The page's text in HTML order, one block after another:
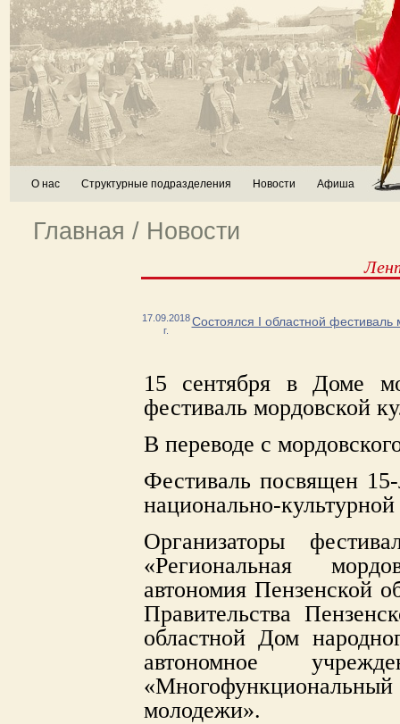
О нас Структурные подразделения Новости Афиша
Главная / Новости
17.09.2018
г.
Состоялся I областной фестиваль
15 сентября в Доме
фестиваль мордовской
В переводе с
Фестиваль посвящен
национально-
Организаторы
«Региональная
автономия Пензенской
Правительства
областной Дом
автономное
молодежи».